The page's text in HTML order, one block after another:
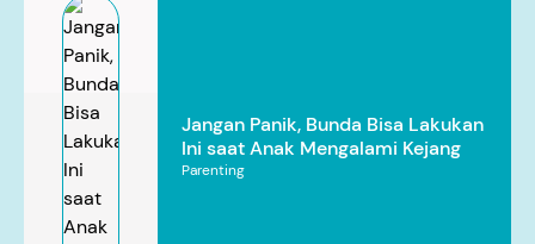
Jangan Panik, Bunda Bisa Lakukan
Ini saat Anak Mengalami Kejang
Parenting